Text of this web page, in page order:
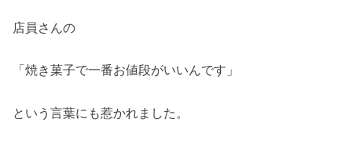
店員さんの
「焼き菓子で一番お値段がいいんです」
という言葉にも惹かれました。